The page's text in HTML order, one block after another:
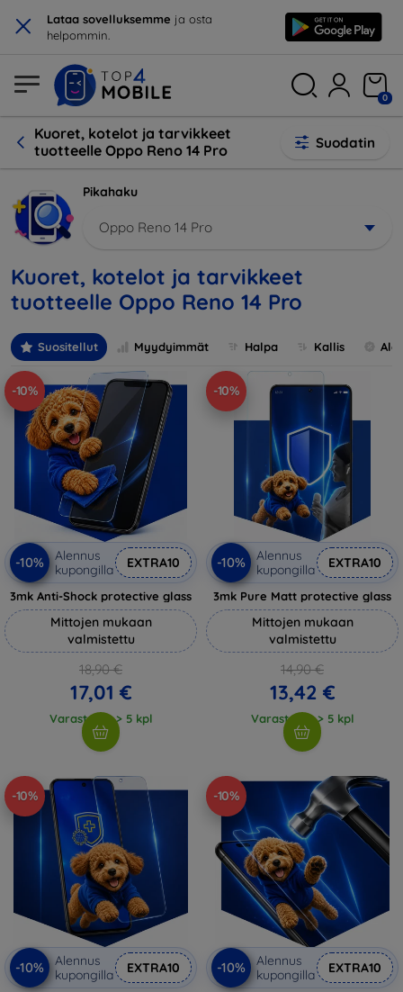
× Lataa sovelluksemme ja osta
helpommin.
0
Kuoret, kotelot ja tarvikkeet
tuotteelle Oppo Reno 14 Pro
Suodatin
Pikahaku
Oppo Reno 14 Pro
Kuoret, kotelot ja tarvikkeet
tuotteelle Oppo Reno 14 Pro
Suositellut Myydyimmät Halpa Kallis
-10%
-10%
Alennus
kupongilla
EXTRA10
3mk Anti-Shock protective glass
Mittojen mukaan
valmistettu
18,90 €
17,01 €
Varastossa > 5 kpl
-10%
-10%
Alennus
kupongilla
EXTRA10
3mk Pure Matt protective glass
Mittojen mukaan
valmistettu
14,90 €
13,42 €
Varastossa > 5 kpl
-10%
-10%
Alennus
kupongilla
EXTRA10
-10%
-10%
Alennus
kupongilla
EXTRA10